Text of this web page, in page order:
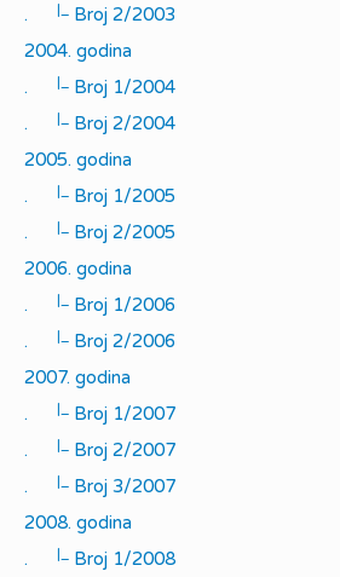
.
|_
Broj 2/2003
2004. godina
.
|_
Broj 1/2004
.
|_
Broj 2/2004
2005. godina
.
|_
Broj 1/2005
.
|_
Broj 2/2005
2006. godina
.
|_
Broj 1/2006
.
|_
Broj 2/2006
2007. godina
.
|_
Broj 1/2007
.
|_
Broj 2/2007
.
|_
Broj 3/2007
2008. godina
.
|_
Broj 1/2008